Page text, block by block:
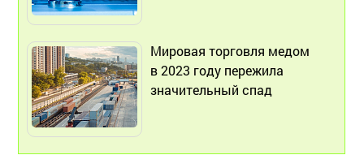
Мировая торговля медом
в 2023 году пережила
значительный спад